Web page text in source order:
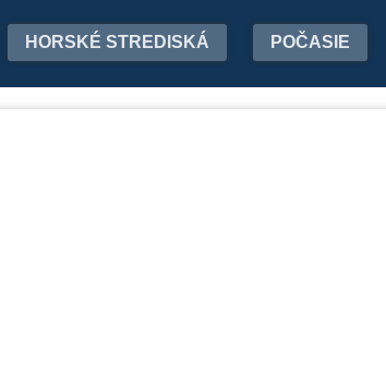
HORSKÉ STREDISKÁ POČASIE